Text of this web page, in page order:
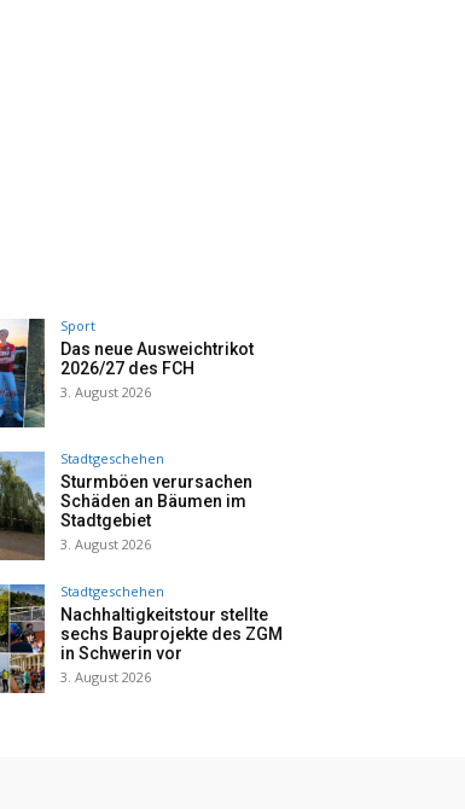
Sport
Das neue Ausweichtrikot
2026/27 des FCH
3. August 2026
Stadtgeschehen
Sturmböen verursachen
Schäden an Bäumen im
Stadtgebiet
3. August 2026
Stadtgeschehen
Nachhaltigkeitstour stellte
sechs Bauprojekte des ZGM
in Schwerin vor
3. August 2026